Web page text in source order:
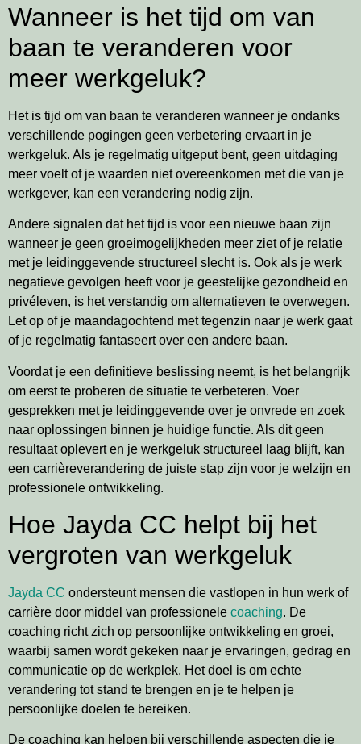
Wanneer is het tijd om van
baan te veranderen voor
meer werkgeluk?
Het is tijd om van baan te veranderen wanneer je ondanks
verschillende pogingen geen verbetering ervaart in je
werkgeluk. Als je regelmatig uitgeput bent, geen uitdaging
meer voelt of je waarden niet overeenkomen met die van je
werkgever, kan een verandering nodig zijn.
Andere signalen dat het tijd is voor een nieuwe baan zijn
wanneer je geen groeimogelijkheden meer ziet of je relatie
met je leidinggevende structureel slecht is. Ook als je werk
negatieve gevolgen heeft voor je geestelijke gezondheid en
privéleven, is het verstandig om alternatieven te overwegen.
Let op of je maandagochtend met tegenzin naar je werk gaat
of je regelmatig fantaseert over een andere baan.
Voordat je een definitieve beslissing neemt, is het belangrijk
om eerst te proberen de situatie te verbeteren. Voer
gesprekken met je leidinggevende over je onvrede en zoek
naar oplossingen binnen je huidige functie. Als dit geen
resultaat oplevert en je werkgeluk structureel laag blijft, kan
een carrièreverandering de juiste stap zijn voor je welzijn en
professionele ontwikkeling.
Hoe Jayda CC helpt bij het
vergroten van werkgeluk
Jayda CC ondersteunt mensen die vastlopen in hun werk of
carrière door middel van professionele coaching. De
coaching richt zich op persoonlijke ontwikkeling en groei,
waarbij samen wordt gekeken naar je ervaringen, gedrag en
communicatie op de werkplek. Het doel is om echte
verandering tot stand te brengen en je te helpen je
persoonlijke doelen te bereiken.
De coaching kan helpen bij verschillende aspecten die je